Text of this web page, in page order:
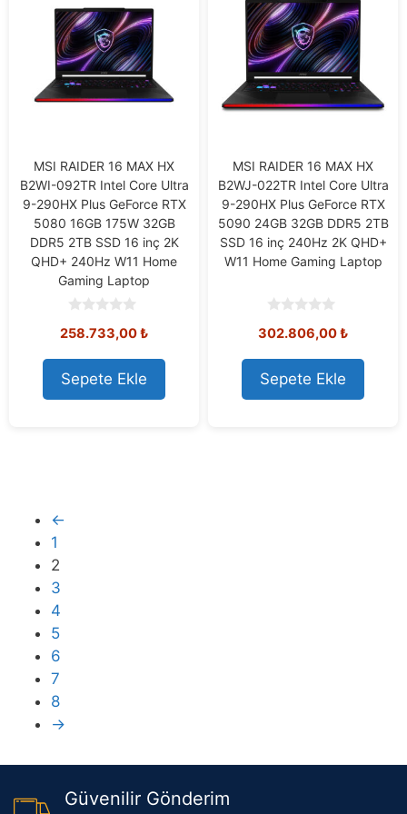
MSI RAIDER 16 MAX HX
B2WI-092TR Intel Core Ultra
9-290HX Plus GeForce RTX
5080 16GB 175W 32GB
DDR5 2TB SSD 16 inç 2K
QHD+ 240Hz W11 Home
Gaming Laptop
o
t
o
f
5
258.733,00₺
Sepete Ekle
MSI RAIDER 16 MAX HX
B2WJ-022TR Intel Core Ultra
9-290HX Plus GeForce RTX
5090 24GB 32GB DDR5 2TB
SSD 16 inç 240Hz 2K QHD+
W11 Home Gaming Laptop
o
t
o
f
5
302.806,00₺
Sepete Ekle
←
1
2
3
4
5
6
7
8
→
Güvenilir Gönderim